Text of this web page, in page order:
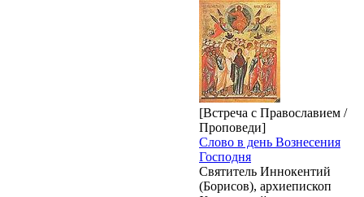
[Встреча с Православием /
Проповеди]
Слово в день Вознесения
Господня
Святитель Иннокентий
(Борисов), архиепископ